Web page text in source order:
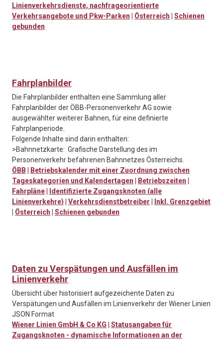
Linienverkehrsdienste, nachfrageorientierte
Verkehrsangebote und Pkw-Parken
Österreich
Schienen
gebunden
Fahrplanbilder
Die Fahrplanbilder enthalten eine Sammlung aller
Fahrplanbilder der ÖBB-Personenverkehr AG sowie
ausgewählter weiterer Bahnen, für eine definierte
Fahrplanperiode.
Folgende Inhalte sind darin enthalten:
>Bahnnetzkarte: Grafische Darstellung des im
Personenverkehr befahrenen Bahnnetzes Österreichs.
ÖBB
Betriebskalender mit einer Zuordnung zwischen
Tageskategorien und Kalendertagen
Betriebszeiten
Fahrpläne
Identifizierte Zugangsknoten (alle
Linienverkehre)
Verkehrsdienstbetreiber
Inkl. Grenzgebiet
Österreich Schienen gebunden
Daten zu Verspätungen und Ausfällen im
Linienverkehr
Übersicht über historisiert aufgezeichente Daten zu
Verspätungen und Ausfällen im Linienverkehr der Wiener Linien
JSON Format
Wiener Linien GmbH & Co KG
Statusangaben für
Zugangsknoten - dynamische Informationen an der